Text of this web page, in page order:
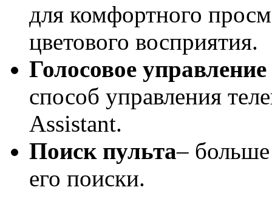
для комфортного
цветового восприятия.
Голосовое управление
способ управления
Assistant.
Поиск пульта– больше
его поиски.